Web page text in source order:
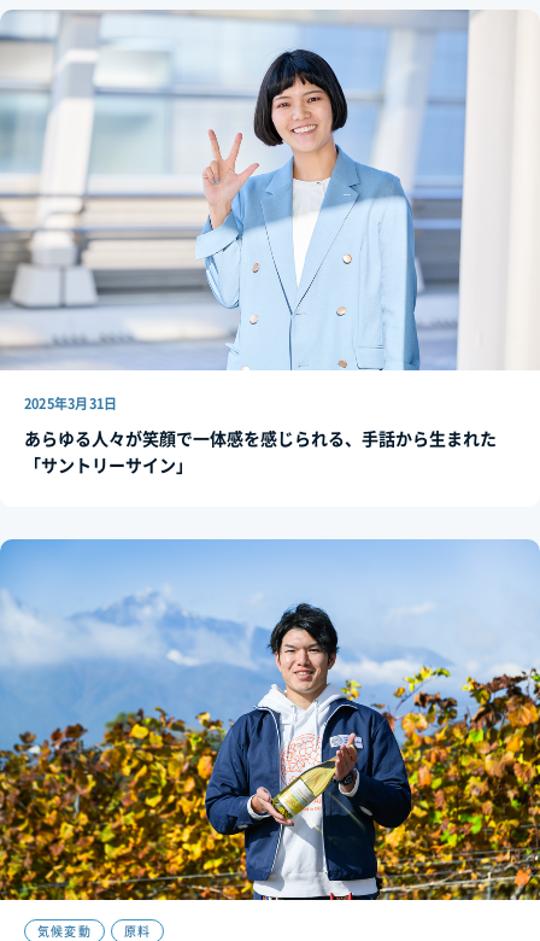
2025年3月31日
あらゆる人々が笑顔で一体感を感じられる、手話から生まれた
「サントリーサイン」
気候変動 原料